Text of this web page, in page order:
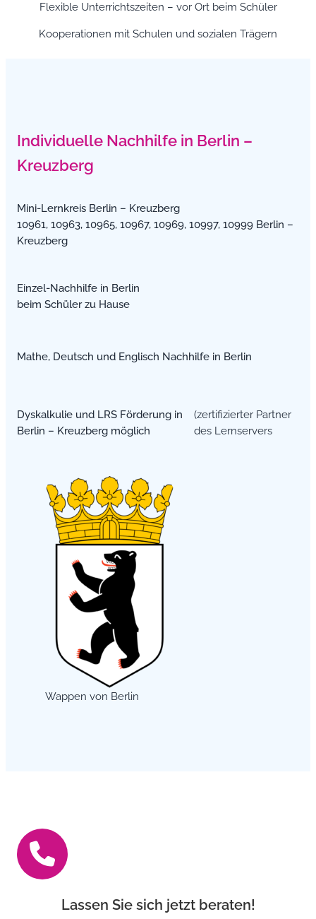
Flexible Unterrichtszeiten – vor Ort beim Schüler
Kooperationen mit Schulen und sozialen Trägern
Individuelle Nachhilfe in Berlin –
Kreuzberg
Mini-Lernkreis Berlin – Kreuzberg
10961, 10963, 10965, 10967, 10969, 10997, 10999 Berlin –
Kreuzberg
Einzel-Nachhilfe in Berlin
beim Schüler zu Hause
Mathe, Deutsch und Englisch Nachhilfe in Berlin
Dyskalkulie und LRS Förderung in
Berlin – Kreuzberg möglich
(zertifizierter Partner
des Lernservers
Wappen von Berlin
Lassen Sie sich jetzt beraten!